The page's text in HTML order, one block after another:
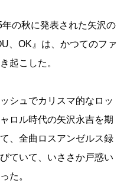
の秋に発表された矢沢の
、OK』は、かつてのファ
起こした。
シュでカリスマ的なロッ
ロル時代の矢沢永吉を期
、全曲ロスアンゼルス録
ていて、いささか戸惑い
た。